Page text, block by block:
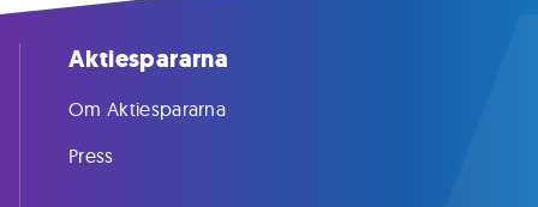
Aktiespararna
Om Aktiespararna
Press